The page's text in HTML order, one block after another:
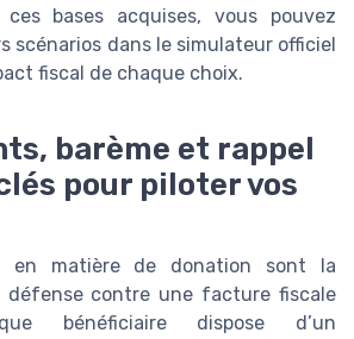
bases acquises, vous pouvez
scénarios dans le simulateur officiel
fiscal de chaque choix.
barème et rappel
pour piloter vos
en matière de donation sont la
défense contre une facture fiscale
bénéficiaire dispose d’un